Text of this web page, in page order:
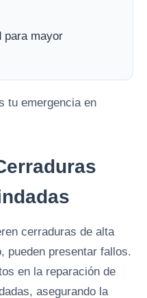
para mayor
tu emergencia en
cerraduras de alta
pueden presentar fallos.
en la reparación de
asegurando la